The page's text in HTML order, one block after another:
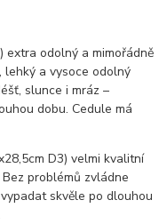
extra odolný a mimořádně
lehký a vysoce odolný
slunce i mráz –
dobu. Cedule má
D3) velmi kvalitní
problémů zvládne
skvěle po dlouhou